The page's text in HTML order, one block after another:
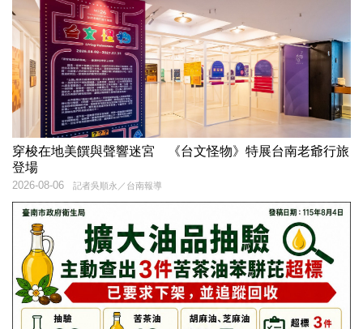
穿梭在地美饌與聲響迷宮 《台文怪物》特展台南老爺行旅
登場
記者吳順永／台南報導
2026-08-06